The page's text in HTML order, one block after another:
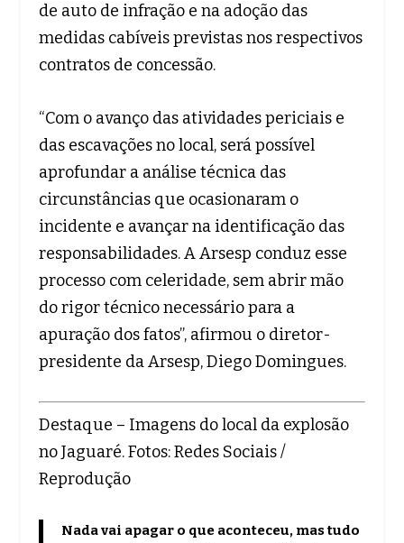
de auto de infração e na adoção das
medidas cabíveis previstas nos respectivos
contratos de concessão.
“Com o avanço das atividades periciais e
das escavações no local, será possível
aprofundar a análise técnica das
circunstâncias que ocasionaram o
incidente e avançar na identificação das
responsabilidades. A Arsesp conduz esse
processo com celeridade, sem abrir mão
do rigor técnico necessário para a
apuração dos fatos”, afirmou o diretor-
presidente da Arsesp, Diego Domingues.
Destaque – Imagens do local da explosão
no Jaguaré. Fotos: Redes Sociais /
Reprodução
Nada vai apagar o que aconteceu, mas tudo